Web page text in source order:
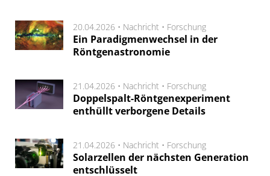
20.04.2026 • Nachricht • Forschung
Ein Paradigmenwechsel in der
Röntgenastronomie
21.04.2026 • Nachricht • Forschung
Doppelspalt-Röntgenexperiment
enthüllt verborgene Details
21.04.2026 • Nachricht • Forschung
Solarzellen der nächsten Generation
entschlüsselt